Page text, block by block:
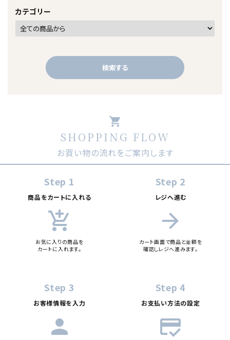
カテゴリー
検索する
キーワード
カテゴリー
検索する
shopping_cart
SHOPPING FLOW
お買い物の流れをご案内します
Step 1
商品をカートに入れる
add_shopping_cart
お気に入りの商品を
カートに入れます。
Step 2
レジへ進む
arrow_forward
カート画面で商品と金額を
確認しレジへ進みます。
Step 3
お客様情報を入力
person
Step 4
お支払い方法の設定
credit_score